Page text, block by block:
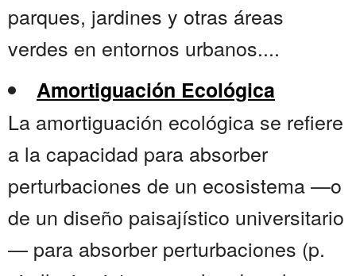
parques, jardines y otras áreas
verdes en entornos urbanos....
Amortiguación Ecológica
La amortiguación ecológica se refiere
a la capacidad para absorber
perturbaciones de un ecosistema —o
de un diseño paisajístico universitario
— para absorber perturbaciones (p.